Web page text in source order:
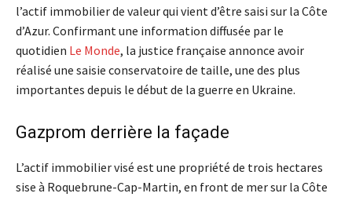
l’actif immobilier de valeur qui vient d’être saisi sur la Côte
d’Azur. Confirmant une information diffusée par le
quotidien Le Monde, la justice française annonce avoir
réalisé une saisie conservatoire de taille, une des plus
importantes depuis le début de la guerre en Ukraine.
Gazprom derrière la façade
L’actif immobilier visé est une propriété de trois hectares
sise à Roquebrune-Cap-Martin, en front de mer sur la Côte